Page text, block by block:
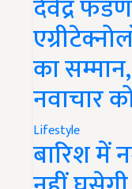
देवेंद्र
का
नवाचार
Lifestyle
बारिश में